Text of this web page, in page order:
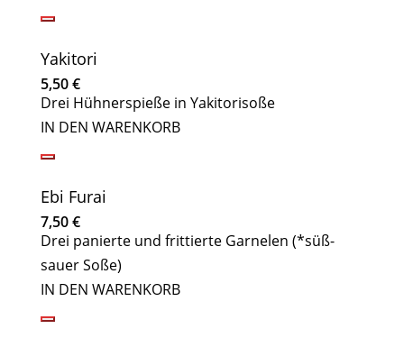
Yakitori
5,50€
Drei Hühnerspieße in Yakitorisoße
IN DEN WARENKORB
Ebi Furai
7,50€
Drei panierte und frittierte Garnelen (*süß-
sauer Soße)
IN DEN WARENKORB